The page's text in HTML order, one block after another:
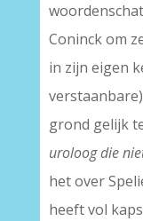
Coninck om
in zijn eigen
grond gelijk
uroloog die
het over
heeft vol